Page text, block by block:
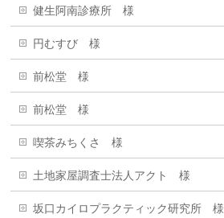
健生阿南診療所 様
円むすび 様
前松堂 様
前松堂 様
喫茶みちくさ 様
土地家屋調査士法人アクト 様
坂口カイロプラクティック研究所 様